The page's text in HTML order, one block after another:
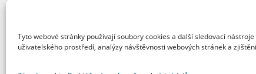
Tyto webové stránky používají soubory cookies a další sledovací
uživatelského prostředí, analýzy návštěvnosti webových stránek a